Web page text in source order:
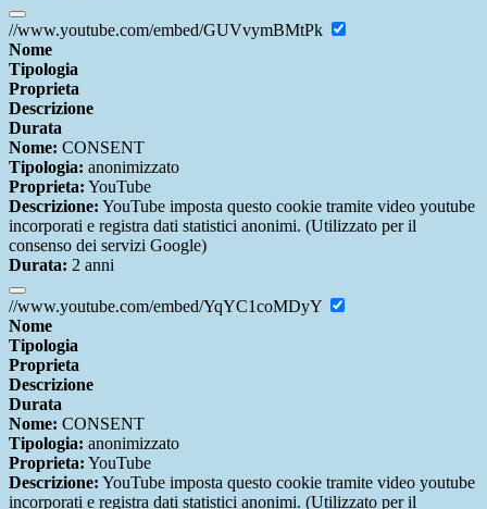
//www.youtube.com/embed/GUVvymBMtPk
Nome
Tipologia
Proprieta
Descrizione
Durata
Nome: CONSENT
Tipologia: anonimizzato
Proprieta: YouTube
Descrizione: YouTube imposta questo cookie tramite video youtube
incorporati e registra dati statistici anonimi. (Utilizzato per il
consenso dei servizi Google)
Durata: 2 anni
//www.youtube.com/embed/YqYC1coMDyY
Nome
Tipologia
Proprieta
Descrizione
Durata
Nome: CONSENT
Tipologia: anonimizzato
Proprieta: YouTube
Descrizione: YouTube imposta questo cookie tramite video youtube
incorporati e registra dati statistici anonimi. (Utilizzato per il